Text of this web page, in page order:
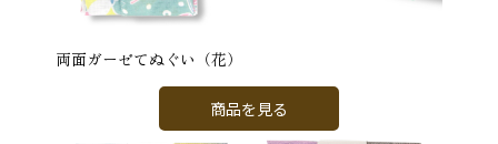
両面ガーゼてぬぐい（花）
商品を見る